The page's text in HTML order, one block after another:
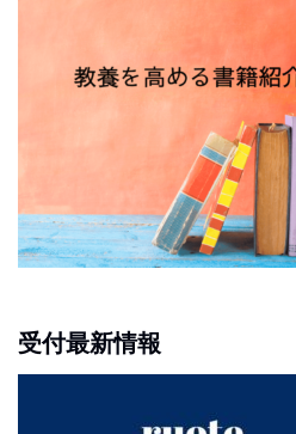
受付最新情報